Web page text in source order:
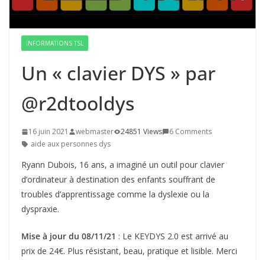
INFORMATIONS TSL
Un « clavier DYS » par
@r2dtooldys
16 juin 2021 webmaster 24851 Views
6 Comments
aide aux personnes dys
Ryann Dubois, 16 ans, a imaginé un outil pour clavier
d’ordinateur à destination des enfants souffrant de
troubles d’apprentissage comme la dyslexie ou la
dyspraxie.
Mise à jour du 08/11/21 : Le KEYDYS 2.0 est arrivé au
prix de 24€. Plus résistant, beau, pratique et lisible. Merci